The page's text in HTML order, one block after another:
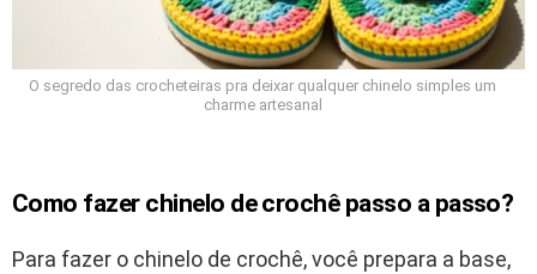
O segredo das crocheteiras pra deixar qualquer chinelo simples um
charme artesanal
Como fazer chinelo de crochê passo a passo?
Para fazer o chinelo de crochê, você prepara a base,